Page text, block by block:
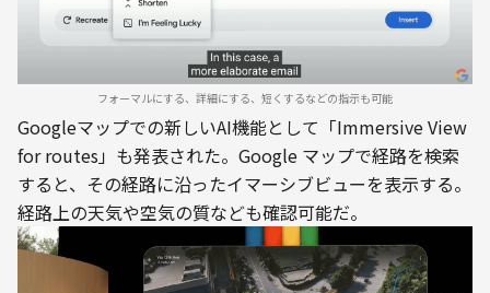
フォーマルにする、詳細にする、短くするなどの指示も可能
Googleマップでの新しいAI機能として「Immersive View
for routes」も発表された。Google マップで経路を検索
すると、その経路に沿ったイマーシブビューを表示する。
経路上の天気や空気の質なども確認可能だ。